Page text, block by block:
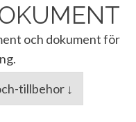
och dokument för
tillbehor ↓